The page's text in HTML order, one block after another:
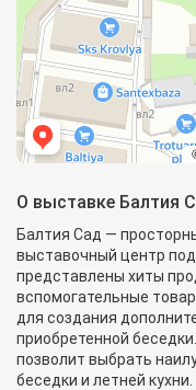
О выставке Балтия
Балтия Сад —
выставочный центр
представлены хиты
вспомогательные
для создания
приобретенной
позволит выбрать
беседки и летней кухни.